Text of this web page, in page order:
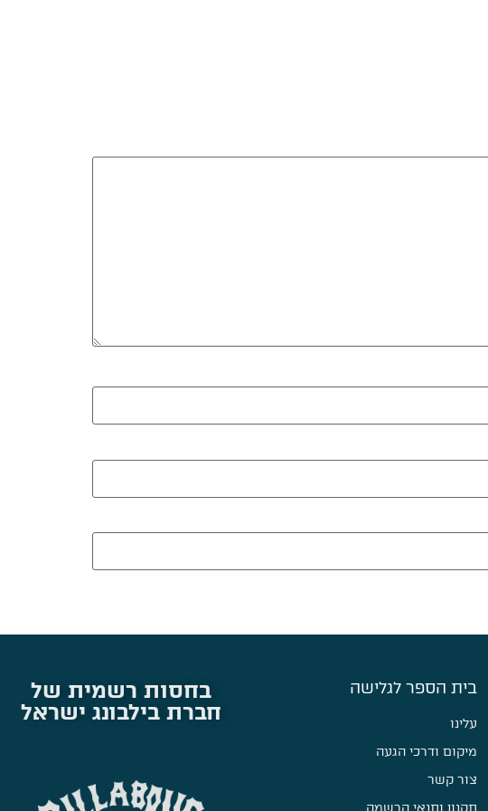
בית הספר לגלישה
עלינו
מיקום ודרכי הגעה
צור קשר
תקנון ותנאי הרשמה
בחסות רשמית של
חברת בילבונג ישראל